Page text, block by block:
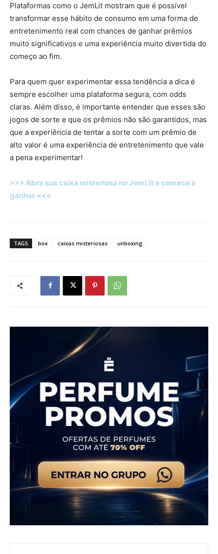
Plataformas como o JemLit mostram que é possível
transformar esse hábito de consumo em uma forma de
entretenimento real com chances de ganhar prêmios
muito significativos e uma experiência muito divertida do
começo ao fim.
Para quem quer experimentar essa tendência a dica é
sempre escolher uma plataforma segura, com odds
claras. Além disso, é importante entender que esses são
jogos de sorte e que os prêmios não são garantidos, mas
que a experiência de tentar a sorte com um prêmio de
alto valor é uma experiência de entretenimento que vale
a pena experimentar!
>>> Abra sua caixa misteriosa no JemLit e comece a
ganhar <<<
TAGS box caixas misteriosas unboxing